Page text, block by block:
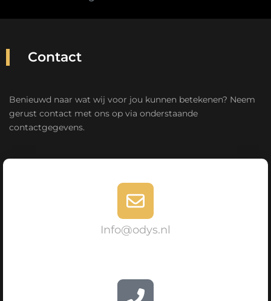
Contact
Benieuwd naar wat wij voor jou kunnen betekenen? Neem
gerust contact met ons op via onderstaande
contactgegevens.
Info@odys.nl